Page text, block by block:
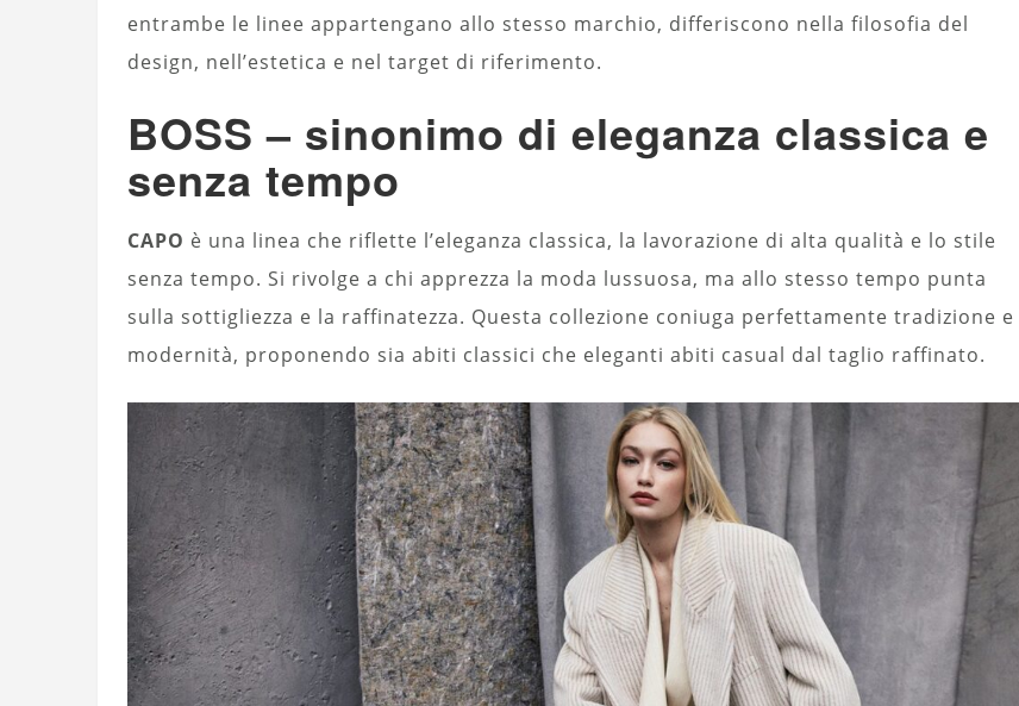
entrambe le linee appartengano allo stesso marchio, differiscono nella filosofia del
design, nell’estetica e nel target di riferimento.
BOSS – sinonimo di eleganza classica e
senza tempo
CAPO è una linea che riflette l’eleganza classica, la lavorazione di alta qualità e lo stile
senza tempo. Si rivolge a chi apprezza la moda lussuosa, ma allo stesso tempo punta
sulla sottigliezza e la raffinatezza. Questa collezione coniuga perfettamente tradizione e
modernità, proponendo sia abiti classici che eleganti abiti casual dal taglio raffinato.